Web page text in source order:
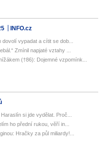
INFO.cz
vypadat a cítit se dob...
Zmínil napjaté vztahy ...
(†86): Dojemné vzpomínk...
si jde vydělat. Proč...
ho přední rukou, věří in...
Hračky za půl miliardy!...